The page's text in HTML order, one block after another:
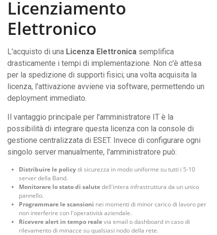
Licenziamento
Elettronico
L'acquisto di una Licenza Elettronica semplifica
drasticamente i tempi di implementazione. Non c'è attesa
per la spedizione di supporti fisici; una volta acquisita la
licenza, l'attivazione avviene via software, permettendo un
deployment immediato.
Il vantaggio principale per l'amministratore IT è la
possibilità di integrare questa licenza con la console di
gestione centralizzata di ESET. Invece di configurare ogni
singolo server manualmente, l'amministratore può:
Distribuire le policydi sicurezza in modo uniforme su tutti i 5-10
server della Band.
Monitorare lo stato di salutedell'intera infrastruttura da un unico
pannello.
Programmare le scansioni nei momenti di minor carico di lavoro per
non interferire con l'operatività aziendale.
Ricevere alert in tempo realevia email o dashboard in caso di
rilevamento di minacce su qualsiasi nodo della rete.